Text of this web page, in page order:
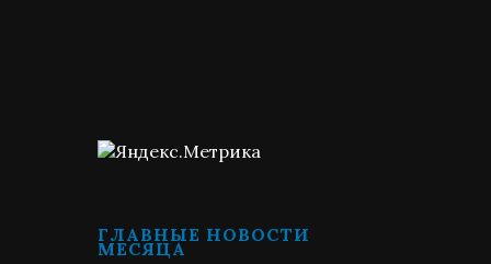
ГЛАВНЫЕ НОВОСТИ
МЕСЯЦА